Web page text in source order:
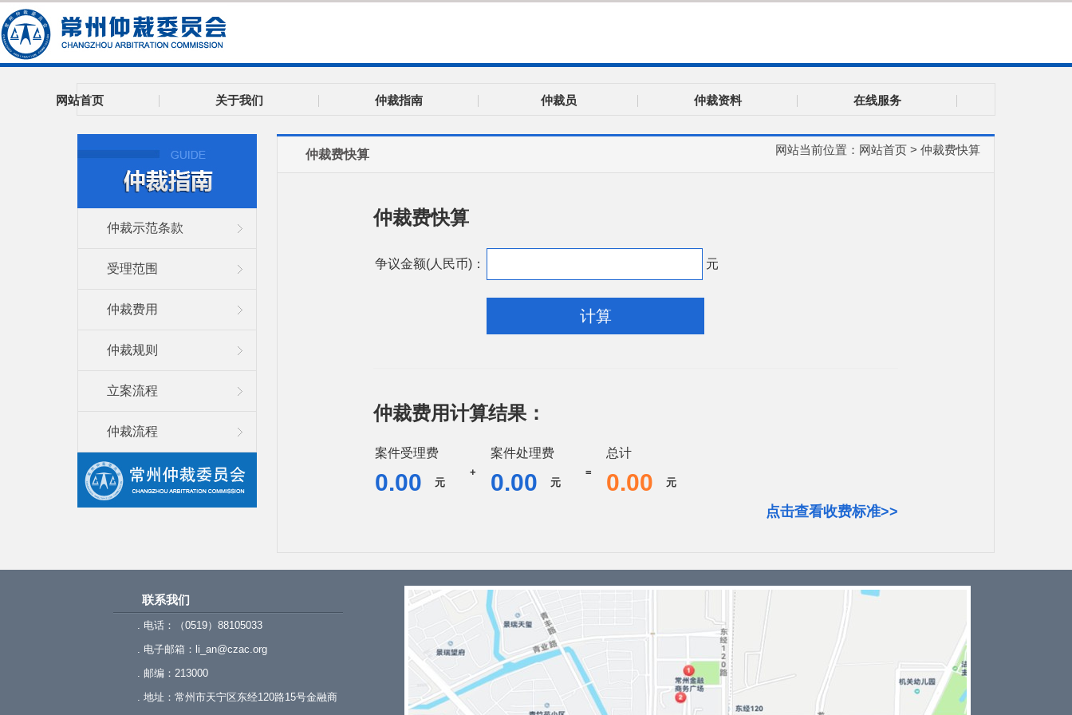
网站首页 关于我们 仲裁指南 仲裁员 仲裁资料 在线服务
网站当前位置： 网站首页 > 仲裁费快算
仲裁费快算
仲裁费快算
争议金额(人民币)： 元
计算
仲裁费用计算结果：
案件受理费
+
案件处理费
=
总计
0.00 元 0.00 元 0.00 元
点击查看收费标准>>
仲裁示范条款
受理范围
仲裁费用
仲裁规则
立案流程
仲裁流程
联系我们
. 电话：（0519）88105033
. 电子邮箱：li_an@czac.org
. 邮编：213000
. 地址：常州市天宁区东经120路15号金融商